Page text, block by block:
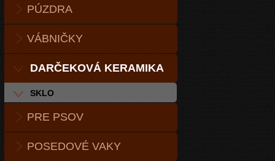
PÚZDRA
VÁBNIČKY
DARČEKOVÁ KERAMIKA
SKLO
PRE PSOV
POSEDOVÉ VAKY